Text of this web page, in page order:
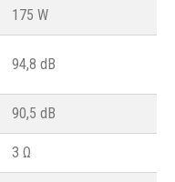
175 W
94,8 dB
90,5 dB
3 Ω